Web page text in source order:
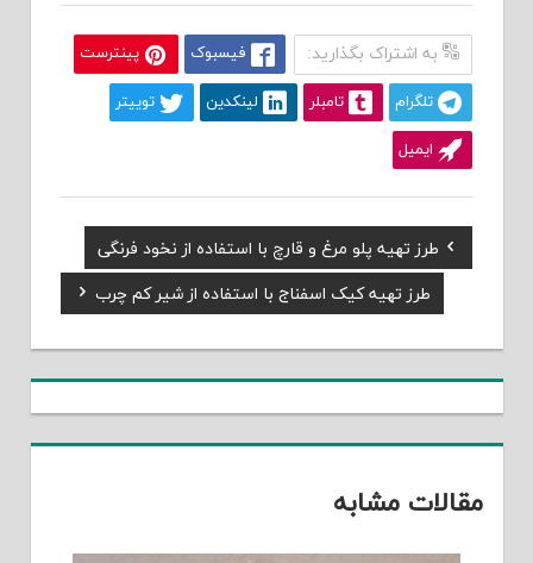
به اشتراک بگذارید: فیسبوک پینترست
تلگرام تامبلر لینکدین توییتر
ایمیل
راهبری
نوشته
Previous
Post:
طرز تهیه پلو مرغ و قارچ با استفاده از نخود فرنگی
Next
Post:
طرز تهیه کیک اسفناج با استفاده از شیر کم چرب
مقالات مشابه